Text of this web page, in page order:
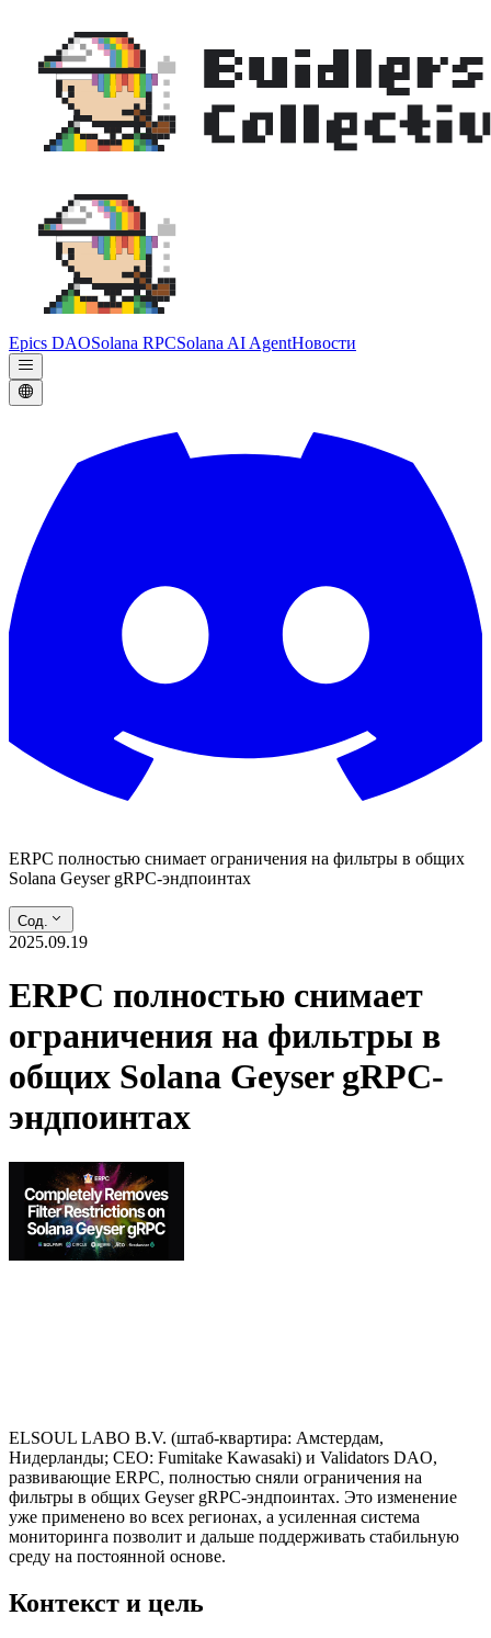
Epics DAOSolana RPCSolana AI AgentНовости
ERPC полностью снимает ограничения на фильтры в общих
Solana Geyser gRPC-эндпоинтах
Сод.
2025.09.19
ERPC полностью снимает
ограничения на фильтры в
общих Solana Geyser gRPC-
эндпоинтах
ELSOUL LABO B.V. (штаб-квартира: Амстердам,
Нидерланды; CEO: Fumitake Kawasaki) и Validators DAO,
развивающие ERPC, полностью сняли ограничения на
фильтры в общих Geyser gRPC-эндпоинтах. Это изменение
уже применено во всех регионах, а усиленная система
мониторинга позволит и дальше поддерживать стабильную
среду на постоянной основе.
Контекст и цель